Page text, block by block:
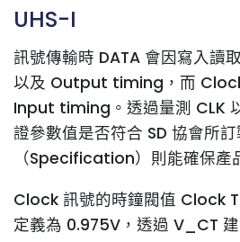
UHS-I
訊號傳輸時 DATA 會因寫入
以及 Output timing，而
Input timing。透過量測 CLK
證參數值是否符合 SD 協會所
（Specification）則能確保產
Clock 訊號的時鐘閥值 Clock
定義為 0.975V，透過 V_CT